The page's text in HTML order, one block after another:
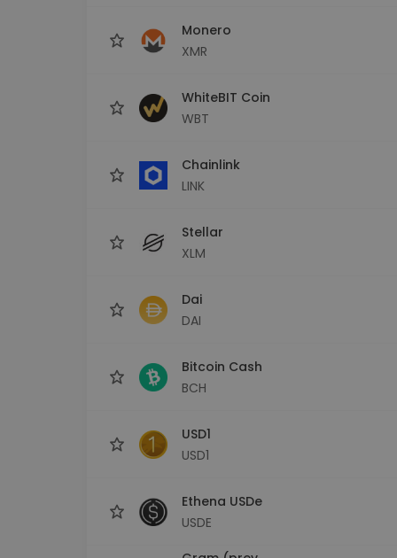
Monero
XMR
WhiteBIT Coin
WBT
Chainlink
LINK
Stellar
XLM
Dai
DAI
Bitcoin Cash
BCH
USD1
USD1
Ethena USDe
USDE